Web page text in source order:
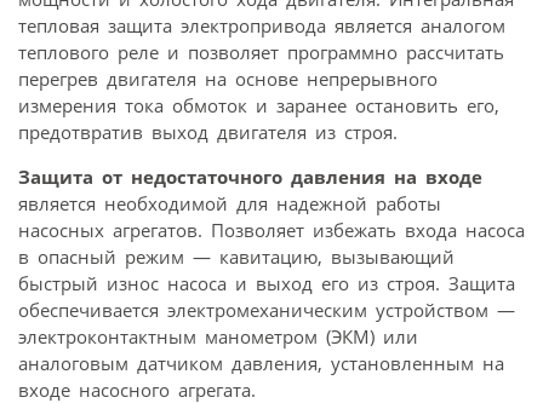
тепловая защита электропривода является аналогом
теплового реле и позволяет программно рассчитать
перегрев двигателя на основе непрерывного
измерения тока обмоток и заранее остановить его,
предотвратив выход двигателя из строя.
Защита от недостаточного давления на входе
является необходимой для надежной работы
насосных агрегатов. Позволяет избежать входа насоса
в опасный режим — кавитацию, вызывающий
быстрый износ насоса и выход его из строя. Защита
обеспечивается электромеханическим устройством —
электроконтактным манометром (ЭКМ) или
аналоговым датчиком давления, установленным на
входе насосного агрегата.